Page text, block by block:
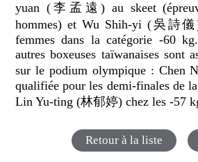
yuan (李孟遠) au skeet
hommes) et Wu Shih-yi (吳詩儀
femmes dans la catégorie -60
autres boxeuses taïwanaises sont
sur le podium olympique : Chen
qualifiée pour les demi-finales de
Lin Yu-ting (林郁婷) chez les -57
Retour à la liste